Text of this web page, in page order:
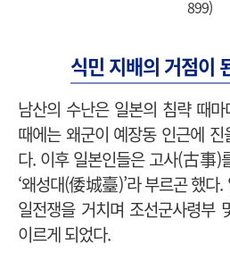
899)
식민 지배의 거점이
남산의 수난은 일본의 침략 때
때에는 왜군이 예장동 인근에 진
다. 이후 일본인들은 고사(古事)
‘왜성대(倭城臺)’라 부르곤 했다
일전쟁을 거치며 조선군사령부
이르게 되었다.